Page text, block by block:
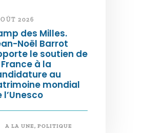
2026
des Milles.
Noël Barrot
le soutien de
à la
au
mondial
l’Unesco
A LA UNE, POLITIQUE